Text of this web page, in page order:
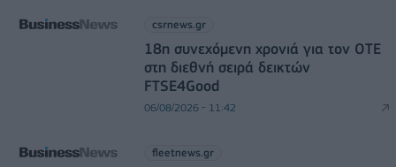
csrnews.gr
18η συνεχόμενη χρονιά για τον ΟΤΕ
στη διεθνή σειρά δεικτών
FTSE4Good
06/08/2026 - 11:42
fleetnews.gr